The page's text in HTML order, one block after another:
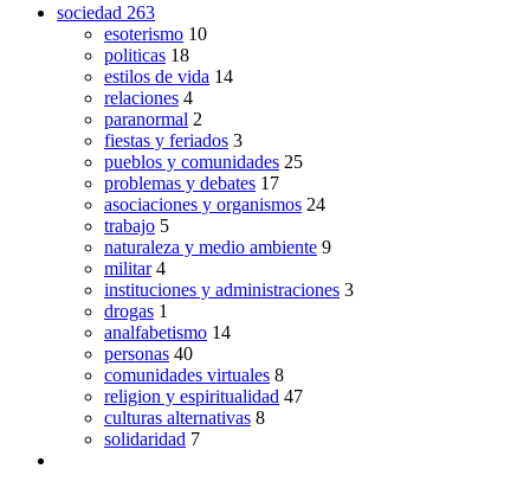
sociedad 263
esoterismo 10
politicas 18
estilos de vida 14
relaciones 4
paranormal 2
fiestas y feriados 3
pueblos y comunidades 25
problemas y debates 17
asociaciones y organismos 24
trabajo 5
naturaleza y medio ambiente 9
militar 4
instituciones y administraciones 3
drogas 1
analfabetismo 14
personas 40
comunidades virtuales 8
religion y espiritualidad 47
culturas alternativas 8
solidaridad 7